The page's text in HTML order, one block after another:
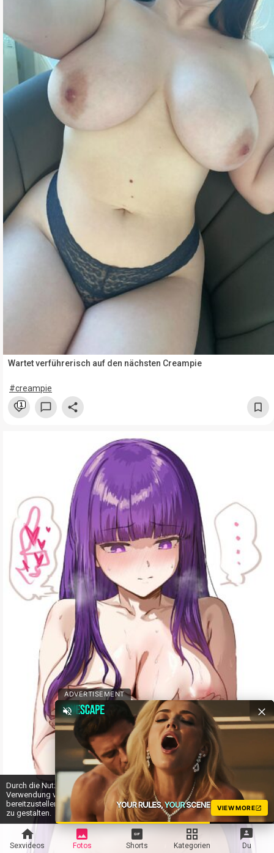
Wartet verführerisch auf den nächsten Creampie
#creampie
1
Sexvideos Fotos Shorts Kategorien Du
Durch die Nutzung von MYLUST stimmen Sie unserer
Verwendung vonCookies
zu. Dies hilft uns, unsere Dienste
bereitzustellen und Ihr Erlebnis auf der Website noch besser
zu gestalten.
OK
ADVERTISEMENT
VIEW MORE